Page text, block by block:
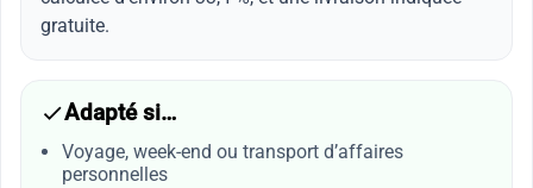
gratuite.
Adapté si…
Voyage, week-end ou transport d’affaires
personnelles